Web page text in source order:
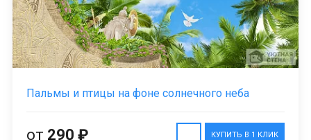
Пальмы и птицы на фоне солнечного неба
КУПИТЬ В 1 КЛИК
от 290 ₽